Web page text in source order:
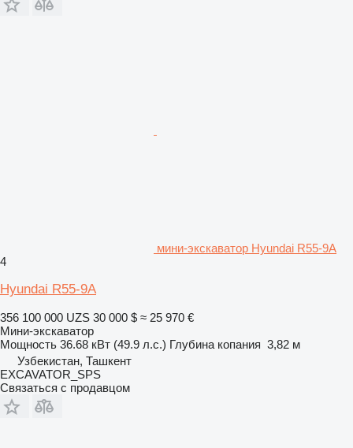
мини-экскаватор Hyundai R55-9A
4
Hyundai R55-9A
356 100 000 UZS 30 000 $ ≈ 25 970 €
Мини-экскаватор
Мощность 36.68 кВт (49.9 л.с.) Глубина копания 3,82 м
Узбекистан, Ташкент
EXCAVATOR_SPS
Связаться с продавцом